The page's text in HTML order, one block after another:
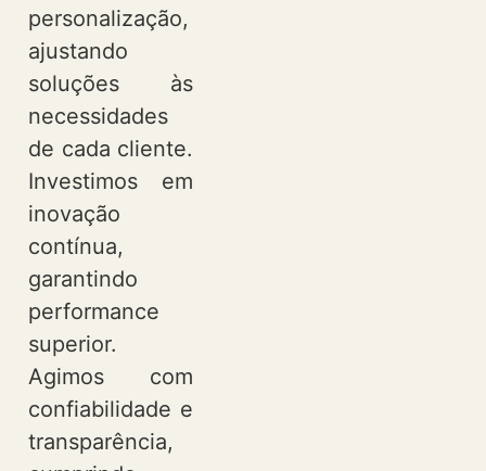
personalização,
ajustando
soluções às
necessidades
de cada cliente.
Investimos em
inovação
contínua,
garantindo
performance
superior.
Agimos com
confiabilidade e
transparência,